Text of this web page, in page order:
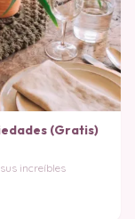
(Gratis)
increíbles